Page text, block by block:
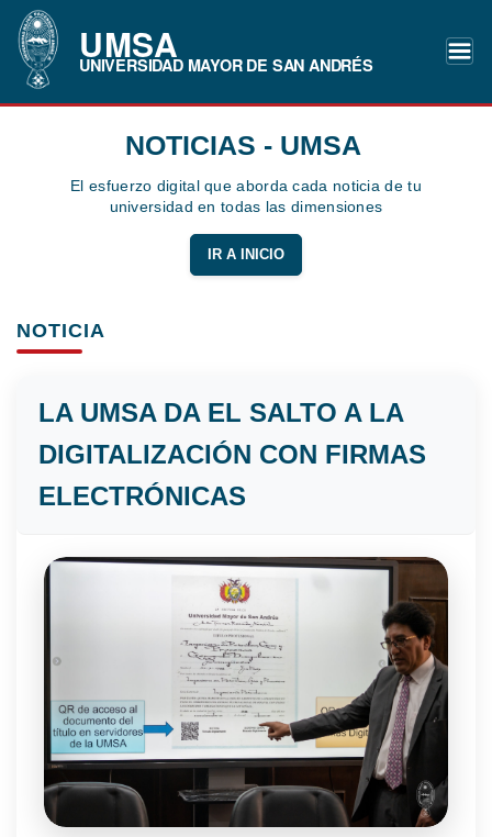
UMSA
UNIVERSIDAD MAYOR DE SAN ANDRÉS
NOTICIAS - UMSA
El esfuerzo digital que aborda cada noticia de tu
universidad en todas las dimensiones
IR A INICIO
NOTICIA
LA UMSA DA EL SALTO A LA
DIGITALIZACIÓN CON FIRMAS
ELECTRÓNICAS